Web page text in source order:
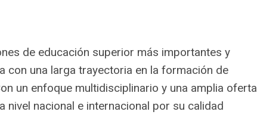
de educación superior más importantes y
con una larga trayectoria en la formación de
un enfoque multidisciplinario y una amplia oferta
nivel nacional e internacional por su calidad